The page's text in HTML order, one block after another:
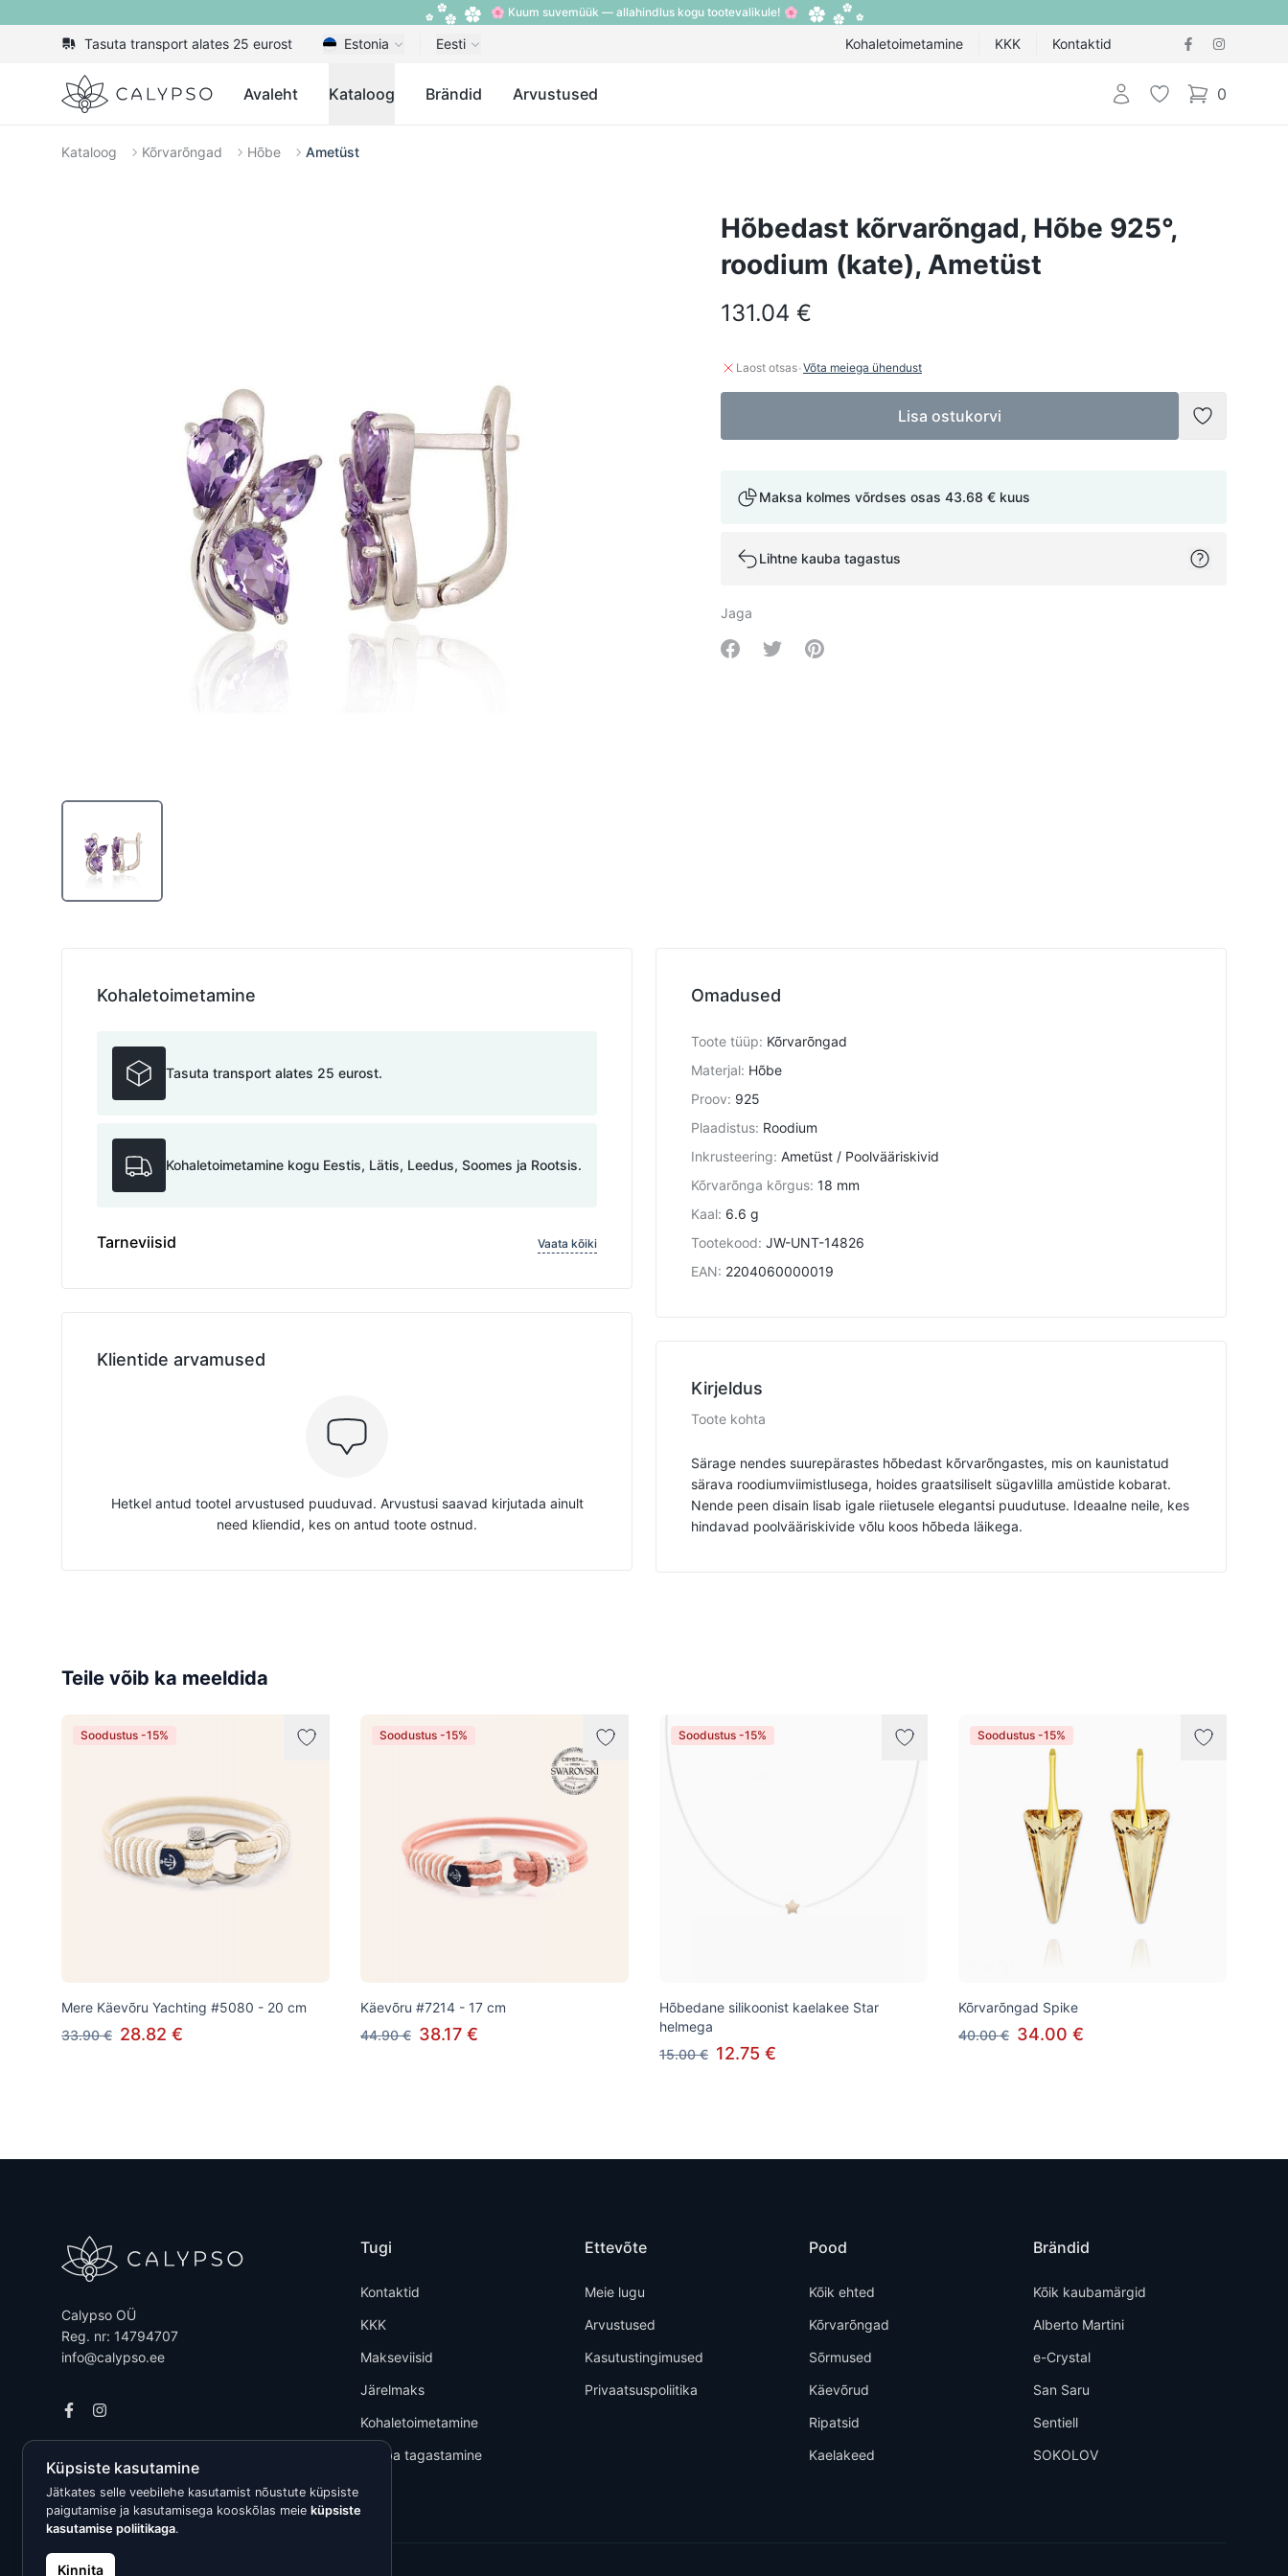
🌸 Kuum suvemüük — allahindlus kogu tootevalikule! 🌸
Tasuta transport alates 25 eurost Estonia Eesti Kohaletoimetamine KKK Kontaktid
Calypso Avaleht Kataloog Brändid Arvustused Logi sisseLemmik 0
items in cart,
Kataloog Kõrvarõngad Hõbe Ametüst
Hõbedast kõrvarõngad, Hõbe 925°,
roodium (kate), Ametüst
131.04 €
Laost otsas·Võta meiega ühendust
Lisa ostukorvi
Lisada
Maksa kolmes võrdses osas 43.68 € kuus
Lihtne kauba tagastus
Jaga
Share on Facebook
Share on Twitter
Share on Pinterest
Omadused
Toote tüüp: Kõrvarõngad
Materjal: Hõbe
Proov: 925
Plaadistus: Roodium
Inkrusteering: Ametüst / Poolvääriskivid
Kõrvarõnga kõrgus: 18 mm
Kaal: 6.6 g
Tootekood: JW-UNT-14826
EAN: 2204060000019
Kirjeldus
Toote kohta
Särage nendes suurepärastes hõbedast kõrvarõngastes, mis on kaunistatud
särava roodiumviimistlusega, hoides graatsiliselt sügavlilla amüstide kobarat.
Nende peen disain lisab igale riietusele elegantsi puudutuse. Ideaalne neile, kes
hindavad poolvääriskivide võlu koos hõbeda läikega.
Kohaletoimetamine
Tasuta transport alates 25 eurost.
Kohaletoimetamine kogu Eestis, Lätis, Leedus, Soomes ja Rootsis.
Tarneviisid Vaata kõiki
Klientide arvamused
Hetkel antud tootel arvustused puuduvad. Arvustusi saavad kirjutada ainult
need kliendid, kes on antud toote ostnud.
Teile võib ka meeldida
Soodustus -15%
Mere Käevõru Yachting #5080 - 20 cm
33.90 € 28.82 €
Soodustus -15%
Käevõru #7214 - 17 cm
44.90 € 38.17 €
Soodustus -15%
Hõbedane silikoonist kaelakee Star
helmega
15.00 € 12.75 €
Soodustus -15%
Kõrvarõngad Spike
40.00 € 34.00 €
Calypso OÜ
Reg. nr: 14794707
info@calypso.ee
Tugi
Kontaktid
KKK
Makseviisid
Järelmaks
Kohaletoimetamine
Kauba tagastamine
Ettevõte
Meie lugu
Arvustused
Kasutustingimused
Privaatsuspoliitika
Pood
Kõik ehted
Kõrvarõngad
Sõrmused
Käevõrud
Ripatsid
Kaelakeed
Brändid
Kõik kaubamärgid
Alberto Martini
e-Crystal
San Saru
Sentiell
SOKOLOV
Küpsiste kasutamine
Jätkates selle veebilehe kasutamist nõustute küpsiste
paigutamise ja kasutamisega kooskõlas meie küpsiste
kasutamise poliitikaga.
Kinnita